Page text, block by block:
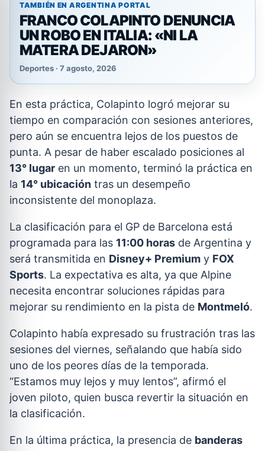
TAMBIÉN EN ARGENTINA PORTAL
FRANCO COLAPINTO DENUNCIA
UN ROBO EN ITALIA: «NI LA
MATERA DEJARON»
Deportes · 7 agosto, 2026
En esta práctica, Colapinto logró mejorar su
tiempo en comparación con sesiones anteriores,
pero aún se encuentra lejos de los puestos de
punta. A pesar de haber escalado posiciones al
13° lugar en un momento, terminó la práctica en
la 14° ubicación tras un desempeño
inconsistente del monoplaza.
La clasificación para el GP de Barcelona está
programada para las 11:00 horas de Argentina y
será transmitida en Disney+ Premium y FOX
Sports. La expectativa es alta, ya que Alpine
necesita encontrar soluciones rápidas para
mejorar su rendimiento en la pista de Montmeló.
Colapinto había expresado su frustración tras las
sesiones del viernes, señalando que había sido
uno de los peores días de la temporada.
“Estamos muy lejos y muy lentos”, afirmó el
joven piloto, quien busca revertir la situación en
la clasificación.
En la última práctica, la presencia de banderas